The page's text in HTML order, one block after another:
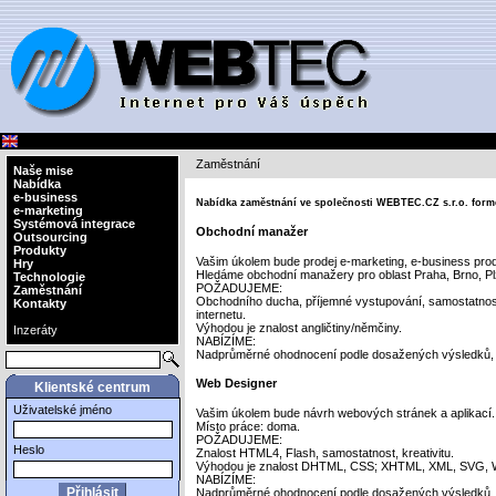
Naše mise
Nabídka
e-business
e-marketing
Systémová integrace
Outsourcing
Produkty
Hry
Technologie
Zaměstnání
Kontakty
Inzeráty
Klientské centrum
Uživatelské jméno
Heslo
Zaměstnání
Nabídka zaměstnání ve společnosti WEBTEC.CZ s.r.o.
Obchodní manažer
Vašim úkolem bude prodej e-marketing, e-business
Hledáme obchodní manažery pro oblast Praha, Brno,
POŽADUJEME:
Obchodního ducha, příjemné vystupování,
internetu.
Výhodou je znalost angličtiny/němčiny.
NABÍZÍME:
Nadprůměrné ohodnocení podle dosažených
Web Designer
Vašim úkolem bude návrh webových stránek a aplikací.
Místo práce: doma.
POŽADUJEME:
Znalost HTML4, Flash, samostatnost, kreativitu.
Výhodou je znalost DHTML, CSS; XHTML, XML, SVG,
NABÍZÍME:
Nadprůměrné ohodnocení podle dosažených